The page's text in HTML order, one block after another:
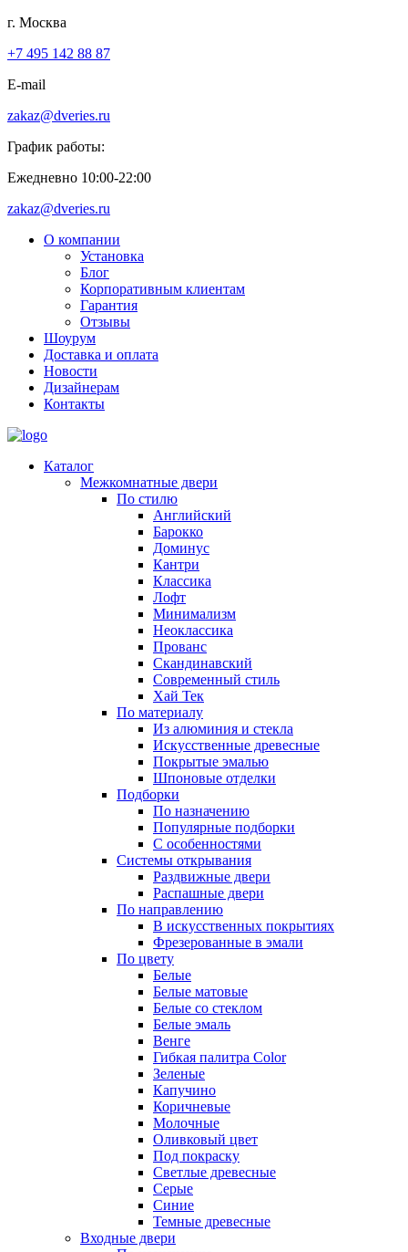
г. Москва
+7 495 142 88 87
E-mail
zakaz@dveries.ru
График работы:
Ежедневно 10:00-22:00
zakaz@dveries.ru
О компании
Установка
Блог
Корпоративным клиентам
Гарантия
Отзывы
Шоурум
Доставка и оплата
Новости
Дизайнерам
Контакты
Каталог
Межкомнатные двери
По стилю
Английский
Барокко
Доминус
Кантри
Классика
Лофт
Минимализм
Неоклассика
Прованс
Скандинавский
Современный стиль
Хай Тек
По материалу
Из алюминия и стекла
Искусственные древесные
Покрытые эмалью
Шпоновые отделки
Подборки
По назначению
Популярные подборки
С особенностями
Системы открывания
Раздвижные двери
Распашные двери
По направлению
В искусственных покрытиях
Фрезерованные в эмали
По цвету
Белые
Белые матовые
Белые со стеклом
Белые эмаль
Венге
Гибкая палитра Color
Зеленые
Капучино
Коричневые
Молочные
Оливковый цвет
Под покраску
Светлые древесные
Серые
Синие
Темные древесные
Входные двери